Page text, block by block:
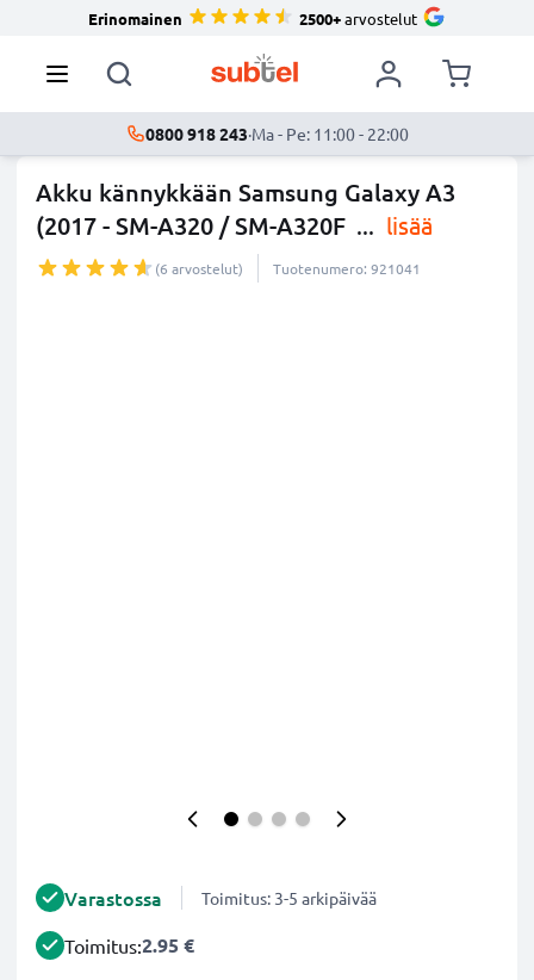
Erinomainen 2500+arvostelut
0800 918 243·Ma - Pe: 11:00 - 22:00
Akku kännykkään Samsung Galaxy A3
(2017 - SM-A320 / SM-A320F ... lisää
(6 arvostelut) Tuotenumero: 921041
Varastossa Toimitus: 3-5 arkipäivää
Toimitus:2.95 €